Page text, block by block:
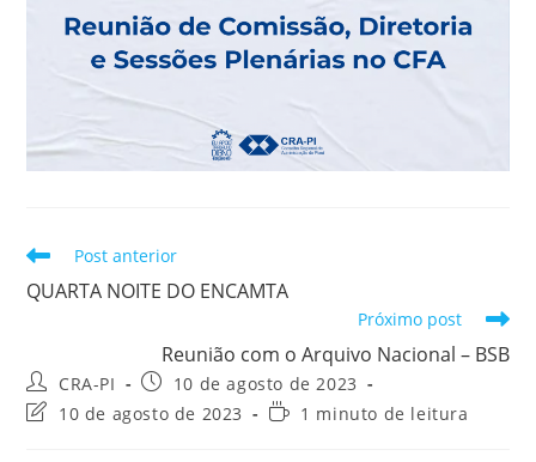
Leia
artigos
Post anterior
QUARTA NOITE DO ENCAMTA
Próximo post
Reunião com o Arquivo Nacional – BSB
Autor
do
post:
CRA-PI
Post
publicado:
10 de agosto de 2023
Última10 de agosto de 2023
Tempo1 minuto de leitura